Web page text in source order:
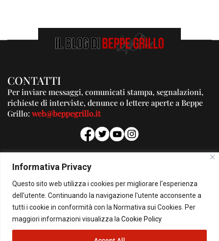
Informativa Privacy
Questo sito web utilizza i cookies per migliorare l'esperienza
dell'utente. Continuando la navigazione l'utente acconsente a
tutti i cookie in conformità con la Normativa sui Cookies. Per
maggiori informazioni visualizza la Cookie Policy
CONTATTI
Per inviare messaggi, comunicati stampa, segnalazioni,
richieste di interviste, denunce o lettere aperte a Beppe
Grillo:web@beppegrillo.it
PUBBLICITA'
Per la tua pubblicità su questo Blog:
pubblicita@beppegrillo.it
HOMEPAGE COOKIE POLICY PRIVACY POLICY CONTATTI